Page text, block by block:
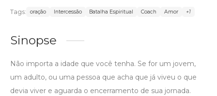
Tags: oração Intercessão Batalha Espiritual Coach Amor +1
Sinopse
Não importa a idade que você tenha. Se for um jovem,
um adulto, ou uma pessoa que acha que já viveu o que
devia viver e aguarda o encerramento de sua jornada.